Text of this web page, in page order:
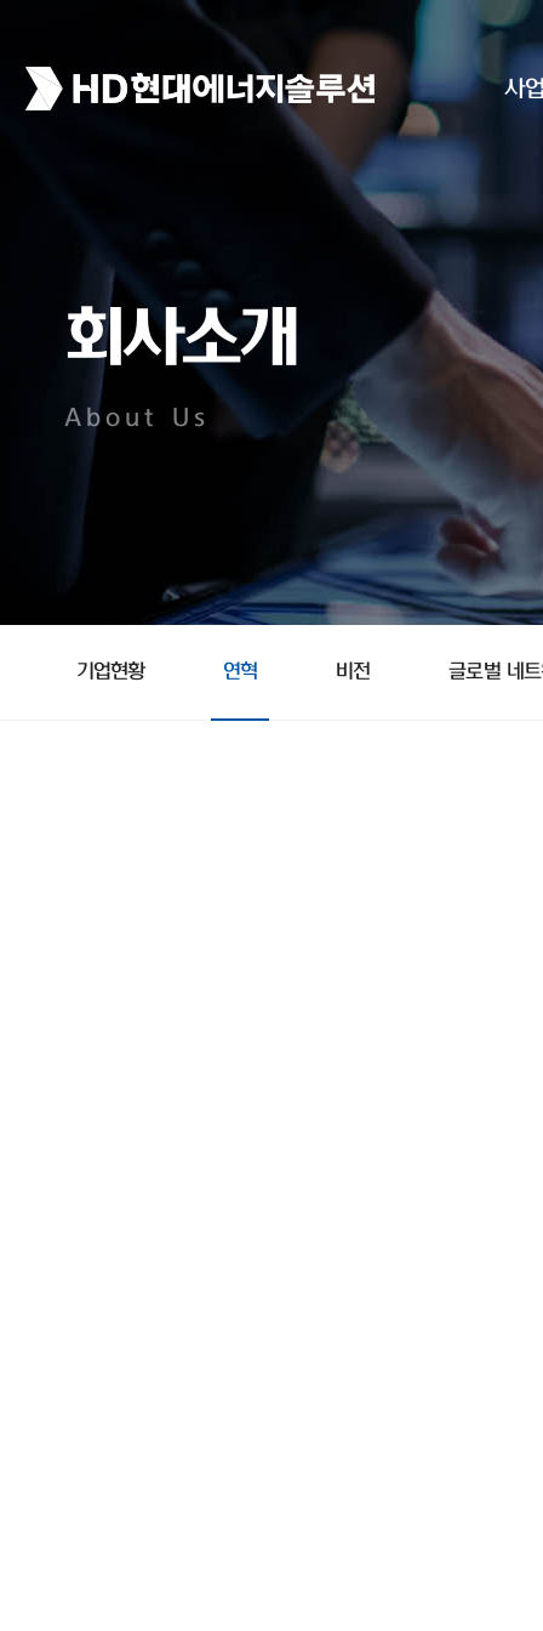
사
회사소개
About Us
기업현황 연혁 비전 글로벌 네